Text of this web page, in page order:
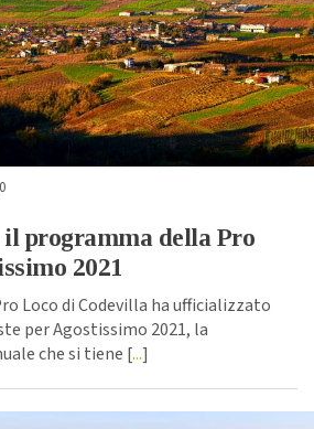
il programma della Pro
2021
Loco di Codevilla ha ufficializzato
per Agostissimo 2021, la
che si tiene [...]